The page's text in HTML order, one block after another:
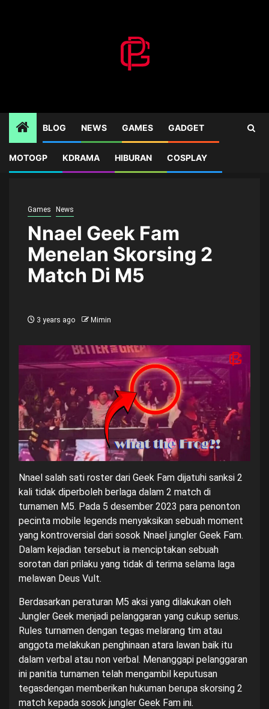
BLOG NEWS GAMES GADGET
MOTOGP KDRAMA HIBURAN COSPLAY
Home Games Nnael Geek Fam Menelan Skorsing 2 Match Di M5
Games News
Nnael Geek Fam
Menelan Skorsing 2
Match Di M5
3 years ago Mimin
Nnael salah sati roster dari Geek Fam dijatuhi sanksi 2
kali tidak diperboleh berlaga dalam 2 match di
turnamen M5. Pada 5 desember 2023 para penonton
pecinta mobile legends menyaksikan sebuah moment
yang kontroversial dari sosok Nnael jungler Geek Fam.
Dalam kejadian tersebut ia menciptakan sebuah
sorotan dari prilaku yang tidak di terima selama laga
melawan Deus Vult.
Berdasarkan peraturan M5 aksi yang dilakukan oleh
Jungler Geek menjadi pelanggaran yang cukup serius.
Rules turnamen dengan tegas melarang tim atau
anggota melakukan penghinaan atara lawan baik itu
dalam verbal atau non verbal. Menanggapi pelanggaran
ini panitia turnamen telah mengambil keputusan
tegasdengan memberikan hukuman berupa skorsing 2
match kepada sosok jungler Geek Fam ini.